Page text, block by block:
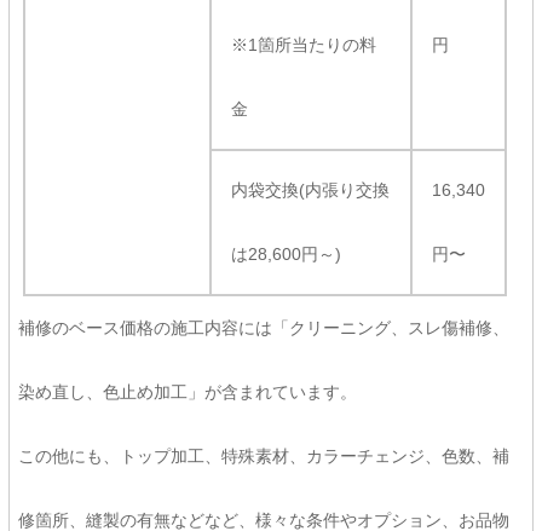
※1箇所当たりの料
金
円
内袋交換(内張り交換
は28,600円～)
16,340
円〜
補修のベース価格の施工内容には「クリーニング、スレ傷補修、
染め直し、色止め加工」が含まれています。
この他にも、トップ加工、特殊素材、カラーチェンジ、色数、補
修箇所、縫製の有無などなど、様々な条件やオプション、お品物